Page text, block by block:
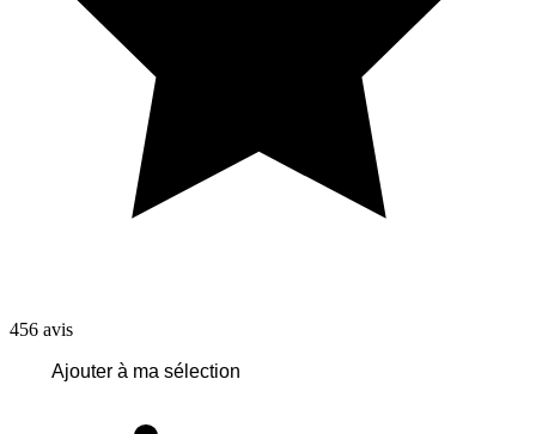
456 avis
Ajouter à ma sélection